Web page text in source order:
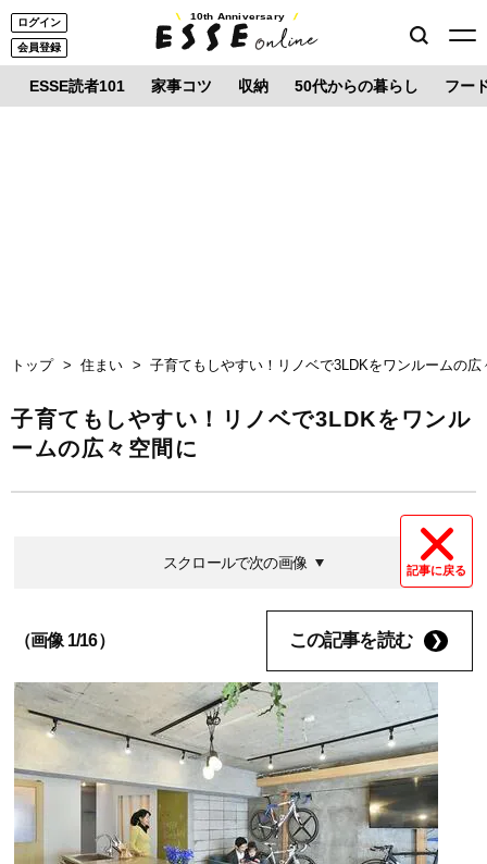
ログイン
会員登録
10th Anniversary
ESSE読者101 家事コツ 収納 50代からの暮らし フー
トップ 住まい 子育てもしやすい！リノベで3LDKをワンルームの広
子育てもしやすい！リノベで3LDKをワンル
ームの広々空間に
記事に戻る
スクロールで次の画像
（画像 1/16） この記事を読む